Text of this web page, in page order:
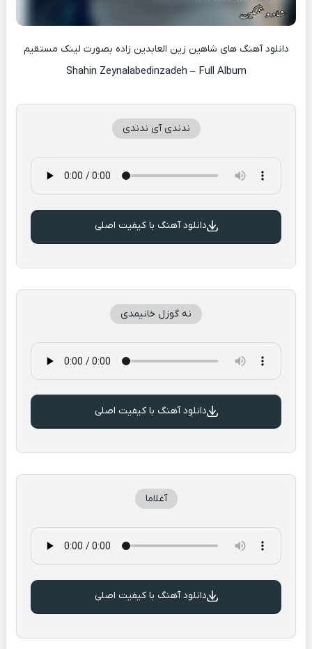
دانلود آهنگ های شاهین زین العابدین زاده بصورت لینک مستقیم
Shahin Zeynalabedinzadeh – Full Album
ندندی آی ندندی
دانلود آهنگ با کیفیت اصلی
نه گوزل خانیمدی
دانلود آهنگ با کیفیت اصلی
آغلاما
دانلود آهنگ با کیفیت اصلی